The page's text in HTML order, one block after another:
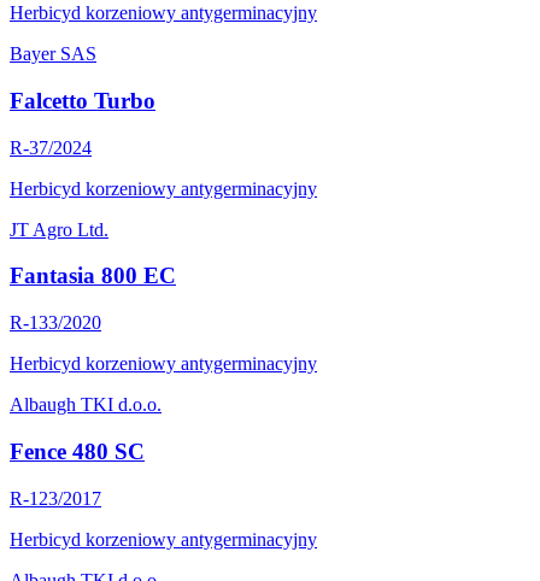
Herbicyd korzeniowy antygerminacyjny
Bayer SAS
Falcetto Turbo
R-37/2024
Herbicyd korzeniowy antygerminacyjny
JT Agro Ltd.
Fantasia 800 EC
R-133/2020
Herbicyd korzeniowy antygerminacyjny
Albaugh TKI d.o.o.
Fence 480 SC
R-123/2017
Herbicyd korzeniowy antygerminacyjny